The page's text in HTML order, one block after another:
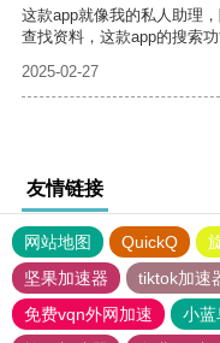
这款app就像我的私人助理
查找资料，这款app的搜索
2025-02-27
友情链接
网站地图 QuickQ
坚果加速器
tiktok加速
免费vqn外网加速
小蓝